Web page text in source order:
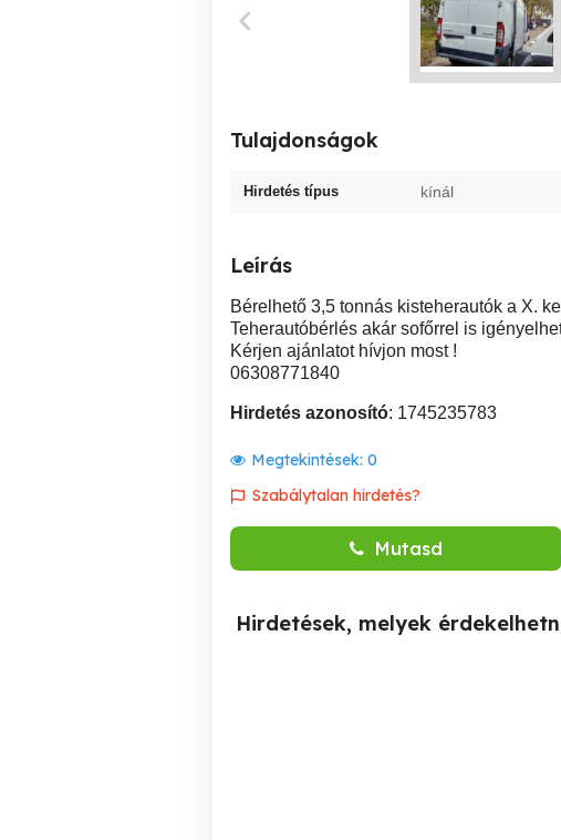
Tulajdonságok
Hirdetés típus kínál
Leírás
Bérelhető 3,5 tonnás kisteherautók a X.
Teherautóbérlés akár sofőrrel is
Kérjen ajánlatot hívjon most !
06308771840
Hirdetés azonosító: 1745235783
Megtekintések: 0
Szabálytalan hirdetés?
Mutasd
Hirdetések, melyek